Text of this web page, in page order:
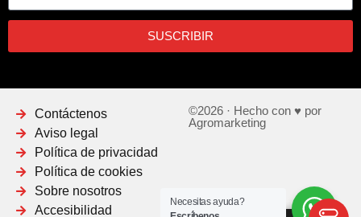
SUSCRIBIR
Contáctenos
Aviso legal
Política de privacidad
Política de cookies
Sobre nosotros
Accesibilidad
©2026 · Hecho con ♥ por
Agromarketing
Necesitas ayuda?